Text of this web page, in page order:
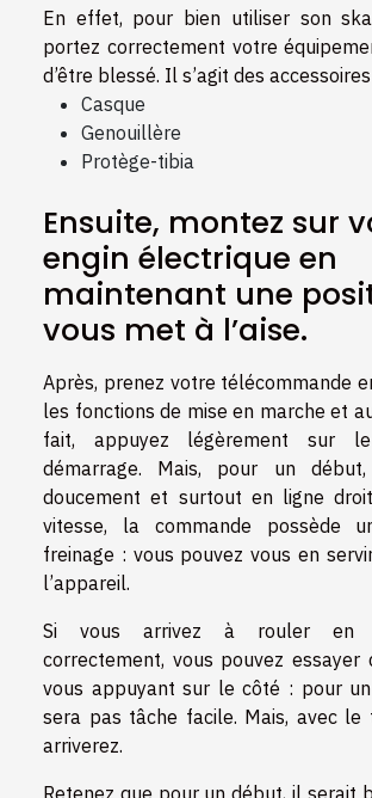
En effet, pour bien utiliser son
portez correctement votre
d’être blessé. Il s’agit des
Casque
Genouillère
Protège-tibia
Ensuite, montez sur
engin électrique en
maintenant une
vous met à l’aise.
Après, prenez votre télécommande
les fonctions de mise en marche et
fait, appuyez légèrement sur
démarrage. Mais, pour un
doucement et surtout en ligne
vitesse, la commande possède
freinage : vous pouvez vous en
l’appareil.
Si vous arrivez à rouler en
correctement, vous pouvez essayer
vous appuyant sur le côté : pour
sera pas tâche facile. Mais, avec le
arriverez.